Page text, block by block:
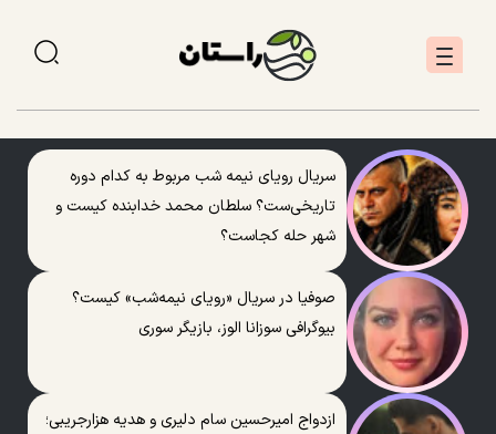
سریال رویای نیمه شب مربوط به کدام دوره
تاریخی‌ست؟ سلطان محمد خدابنده کیست و
شهر حله کجاست؟
صوفیا در سریال «رویای نیمه‌شب» کیست؟
بیوگرافی سوزانا الوز، بازیگر سوری
ازدواج امیرحسین سام دلیری و هدیه هزارجریبی؛